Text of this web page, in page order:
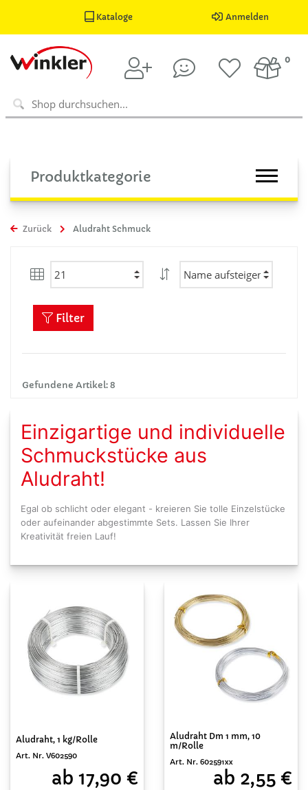
Kataloge Anmelden
0
Produktkategorie
Zurück Aludraht Schmuck
Gefundene Artikel: 8
Filter
Einzigartige und individuelle
Schmuckstücke aus
Aludraht!
Egal ob schlicht oder elegant - kreieren Sie tolle Einzelstücke
oder aufeinander abgestimmte Sets. Lassen Sie Ihrer
Kreativität freien Lauf!
Aludraht, 1 kg/Rolle
Art. Nr. V602590
ab 17,90 €
Aludraht Dm 1 mm, 10
m/Rolle
Art. Nr. 602591xx
ab 2,55 €